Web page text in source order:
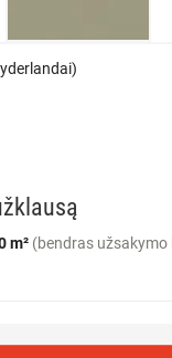
m² (bendras užsakymo